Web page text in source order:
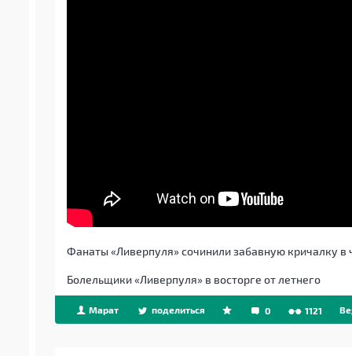
Фанаты «Ливерпуля» сочинили забавную кричалку в
Болельщики «Ливерпуля» в восторге от летнего
Марат поделиться 0 1121